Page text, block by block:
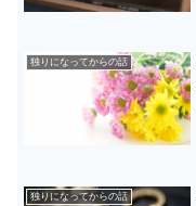
独りになってからの話
独りになってからの話